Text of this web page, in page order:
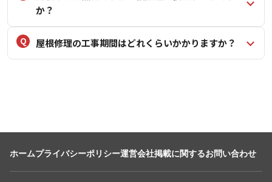
か？
屋根修理の工事期間はどれくらいかかりますか？
ホームプライバシーポリシー運営会社掲載に関するお問い合わせ